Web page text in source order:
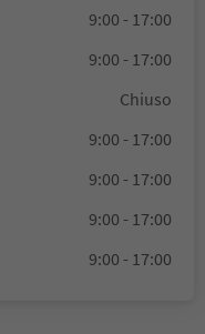
9:00 - 17:00
9:00 - 17:00
Chiuso
9:00 - 17:00
9:00 - 17:00
9:00 - 17:00
9:00 - 17:00